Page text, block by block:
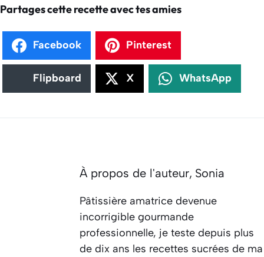
Partages cette recette avec tes amies
Facebook Pinterest
Flipboard X WhatsApp
À propos de l'auteur, Sonia
Pâtissière amatrice devenue
incorrigible gourmande
professionnelle, je teste depuis plus
de dix ans les recettes sucrées de ma